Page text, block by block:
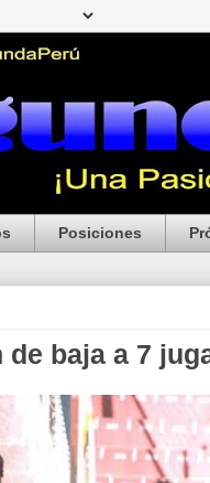
Posiciones
de baja a 7